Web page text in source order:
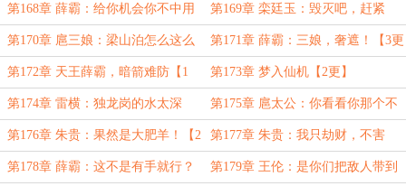
人！【1更】 气！【2更】
第168章 薛霸：给你机会你不中用
啊！【3更求月票】
第169章 栾廷玉：毁灭吧，赶紧
的，累了！【1更】
第170章 扈三娘：梁山泊怎么这么
坏呀！【2更】
第171章 薛霸：三娘，奢遮！【3更
求月票】
第172章 天王薛霸，暗箭难防【1
更】
第173章 梦入仙机【2更】
第174章 雷横：独龙岗的水太深
了！【3更求月票】
第175章 扈太公：你看看你那个不
值钱的样子！【1更】
第176章 朱贵：果然是大肥羊！【2
更】
第177章 朱贵：我只劫财，不害
命！【3更求月票】
第178章 薛霸：这不是有手就行？ 第179章 王伦：是你们把敌人带到